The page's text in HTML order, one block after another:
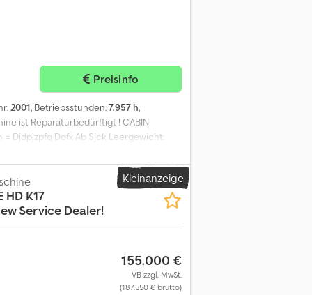
Preisinfo
2001, Betriebsstunden:7.957 h,
ist Reparaturbedürftigt ! CABIN
= Djdpjzpfq Dofx Ab Sjck Leergewicht:
Kleinanzeige
HD K17
Service Dealer!
155.000 €
VB zzgl. MwSt.
(187.550 € brutto)